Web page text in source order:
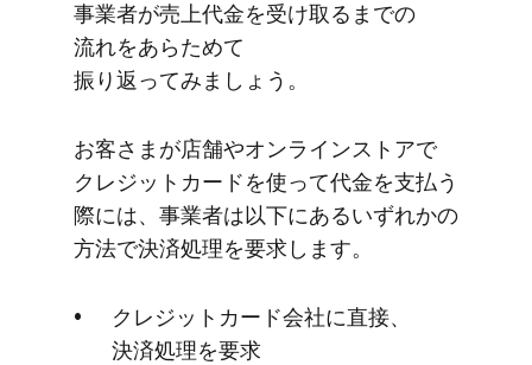
事業者が​売上代金を​受け取るまでの​
流れを​あらためて​
振り返ってみましょう。
お客さまが​店舗や​オンラインストアで​
クレジットカードを​使って​代金を​支払う​
際には、​事業者は​以下に​ある​いずれかの​
方法で​決済処理を​要求します。
クレジットカード会社に​直接、​
決済処理を​要求